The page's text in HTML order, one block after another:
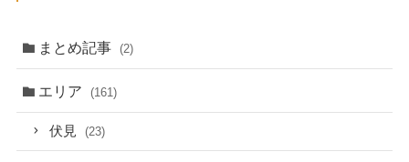
まとめ記事 (2)
エリア (161)
伏見 (23)